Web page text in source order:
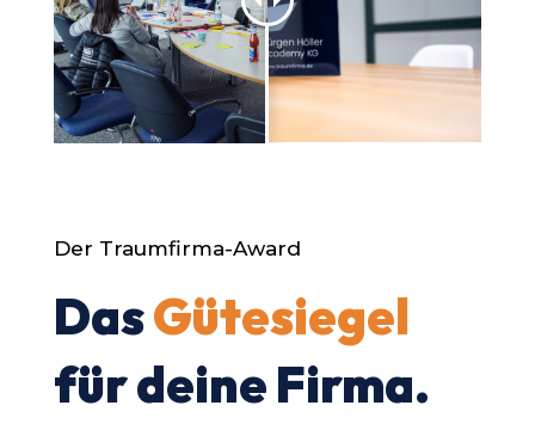
Der Traumfirma-Award
DasGütesiegel
für deine Firma.